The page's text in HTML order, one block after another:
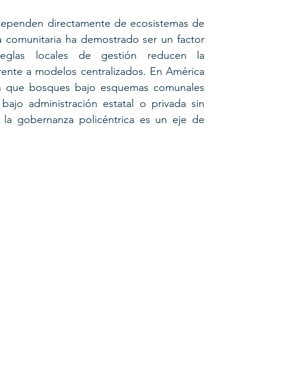
directamente de ecosistemas de
comunitaria ha demostrado ser un factor
locales de gestión reducen la
a modelos centralizados. En América
bosques bajo esquemas comunales
administración estatal o privada sin
gobernanza policéntrica es un eje de